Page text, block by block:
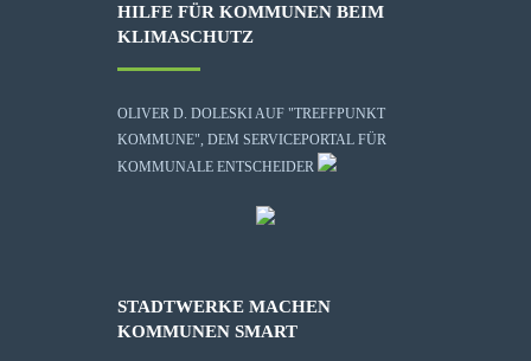
HILFE FÜR KOMMUNEN BEIM
KLIMASCHUTZ
OLIVER D. DOLESKI AUF "TREFFPUNKT
KOMMUNE", DEM SERVICEPORTAL FÜR
KOMMUNALE ENTSCHEIDER
STADTWERKE MACHEN
KOMMUNEN SMART